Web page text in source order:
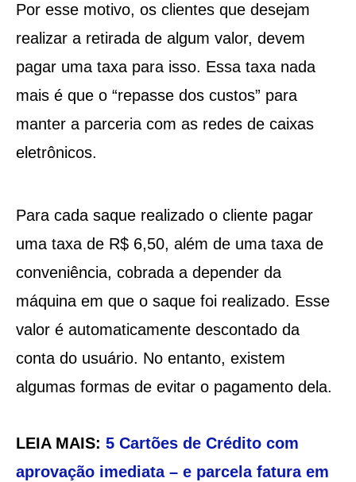
Por esse motivo, os clientes que desejam
realizar a retirada de algum valor, devem
pagar uma taxa para isso. Essa taxa nada
mais é que o “repasse dos custos” para
manter a parceria com as redes de caixas
eletrônicos.
Para cada saque realizado o cliente pagar
uma taxa de R$ 6,50, além de uma taxa de
conveniência, cobrada a depender da
máquina em que o saque foi realizado. Esse
valor é automaticamente descontado da
conta do usuário. No entanto, existem
algumas formas de evitar o pagamento dela.
LEIA MAIS: 5 Cartões de Crédito com
aprovação imediata – e parcela fatura em